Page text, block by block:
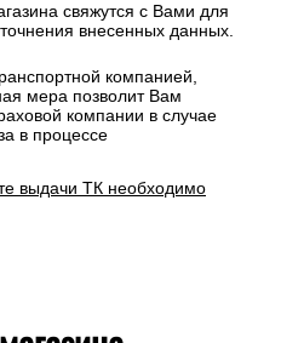
свяжутся с Вами для
внесенных данных.
компанией,
мера позволит Вам
компании в случае
в процессе
выдачи ТК необходимо